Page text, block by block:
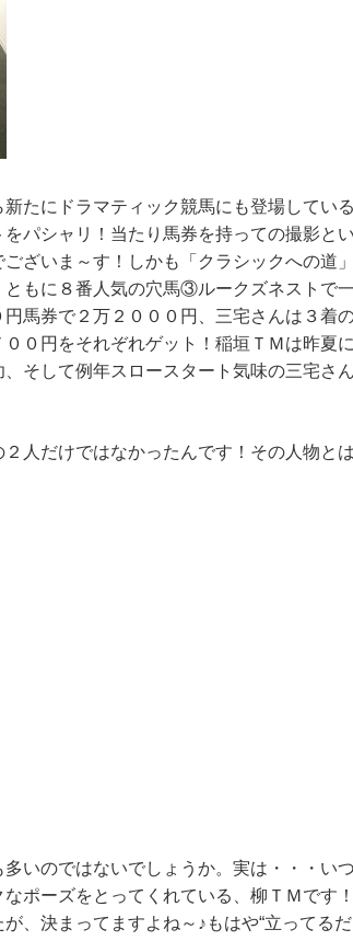
たにドラマティック競馬にも登場してい
パシャリ！当たり馬券を持っての撮影と
ざいま～す！しかも「クラシックへの道
もに８番人気の穴馬③ルークズネストで
馬券で２万２０００円、三宅さんは３着
０円をそれぞれゲット！稲垣ＴＭは昨夏
そして例年スロースタート気味の三宅さ
人だけではなかったんです！その人物と
いのではないでしょうか。実は・・・い
ポーズをとってくれている、柳ＴＭです
、決まってますよね～♪もはや“立ってる